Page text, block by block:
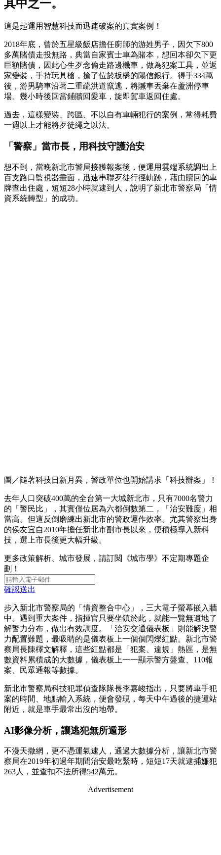
其中之一。
這是起運用智慧科技而迅速破案的真實案例！
2018年底，曾於五星級飯店擔任廚師的游姓男子，因欠下800
多萬賭債走投無路，典當自家賓士車為賭本，想回本卻欠下更
巨額賭債，因此心生歹念偷走路邊機車，做為犯案工具，並返
家變裝，手持玩具槍，搶了位於板橋的陽信銀行。得手334萬
後，游男騎車沿著二重疏洪道竄逃，將贓車丟棄在蘆洲停車
場。幾小時後回當鋪贖回愛車，旋即駕車返回住處。
過去，這樣變裝、跨區、不以自有車輛犯行的案例，常得耗費
一週以上才能將歹徒繩之以法。
「警察」當市長，用科技守護治安
想不到，當晚新北市警局接獲報案後，便運用雲端系統調出上
百支路口監視器畫面，迅速串聯歹徒行徑軌跡，藉由贖回的車
牌查出住處，短短28小時就逮到人，說明了新北市警察局「情
資系統轉型」的成功。
圖／隨著科技日新月異，警政單位也開始講求「科技辦案」！
去年人口突破400萬的全台第一大城新北市，只有7000名警力
的「警民比」，其實僅位居為六都倒數第二，「治安難度」相
當高。但這反倒磨練出新北市的警政運作效率。尤其警察出身
的侯友宜自2010年擔任新北市副市長以來，便積極導入新科
技，選上市長後更大幅升級。
更多政策解析、城市發展，請訂閱《城市學》不定期專題企
劃！
確認送出
步入新北市警察局的「情資整合中心」，三大電子螢幕嵌入牆
中。遇到重大案件，指揮官只要坐鎮於此，就能一覽無遺地了
解警力分布，做出有效調度。「治安交通儀表板」則能解決警
力配置難題，最吸睛的是儀表板上一個個閃爍紅點。新北市警
察局長陳檡文解釋，這些紅點都是「犯案、違規」熱區，是無
數資料累積成的大數據，儀表板上一一顯示警方盤查、110報
案、民眾通報等數據。
新北市警察局科技犯罪偵查隊隊長李嘉峻指出，只要將車手犯
案的時間、地點輸入系統，便會發現，每天中午過後的捷運站
附近，就是車手最常出沒的地帶。
AI影像分析，讓逃犯無所遁形
不漫天撒網，更不憑運氣逮人，通過大數據分析，讓新北市警
察局在2019年初過年期間治安最吃緊時，短短17天就逮捕嫌犯
263人，並查扣不法所得542萬元。
Advertisement